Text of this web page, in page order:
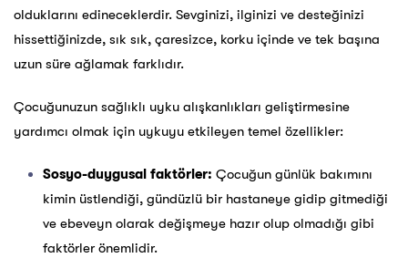
olduklarını edineceklerdir. Sevginizi, ilginizi ve desteğinizi
hissettiğinizde, sık sık, çaresizce, korku içinde ve tek başına
uzun süre ağlamak farklıdır.
Çocuğunuzun sağlıklı uyku alışkanlıkları geliştirmesine
yardımcı olmak için uykuyu etkileyen temel özellikler:
Sosyo-duygusal faktörler: Çocuğun günlük bakımını
kimin üstlendiği, gündüzlü bir hastaneye gidip gitmediği
ve ebeveyn olarak değişmeye hazır olup olmadığı gibi
faktörler önemlidir.